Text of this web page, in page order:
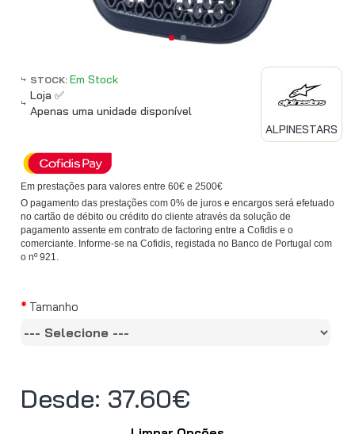
STOCK: Em Stock
Loja ✅
Apenas uma unidade disponível
ALPINESTARS
Em prestações para valores entre 60€ e 2500€
O pagamento das prestações com 0% de juros e encargos será efetuado
no cartão de débito ou crédito do cliente através da solução de
pagamento assente em contrato de factoring entre a Cofidis e o
comerciante. Informe-se na Cofidis, registada no Banco de Portugal com
o nº 921.
Desde: 37.60€
Tamanho